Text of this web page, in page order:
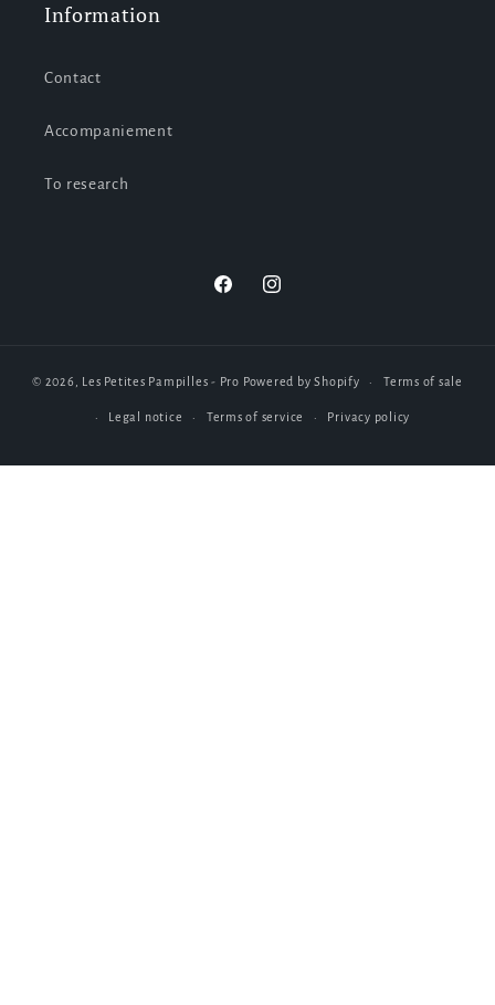
Information
Contact
Accompaniement
To research
FacebookInstagram
© 2026, Les Petites Pampilles - Pro Powered by Shopify Terms of sale
Legal notice Terms of service Privacy policy